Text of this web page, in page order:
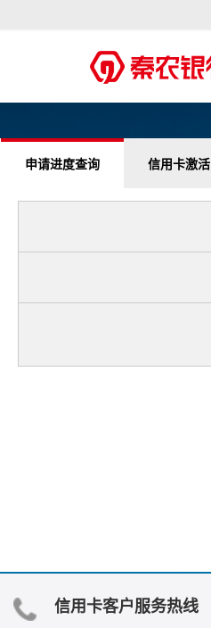
申请进度查询 信用卡激活
信用卡客户服务热线